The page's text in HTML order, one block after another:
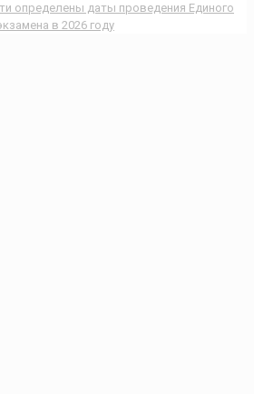
определены даты проведения Единого
в 2026 году